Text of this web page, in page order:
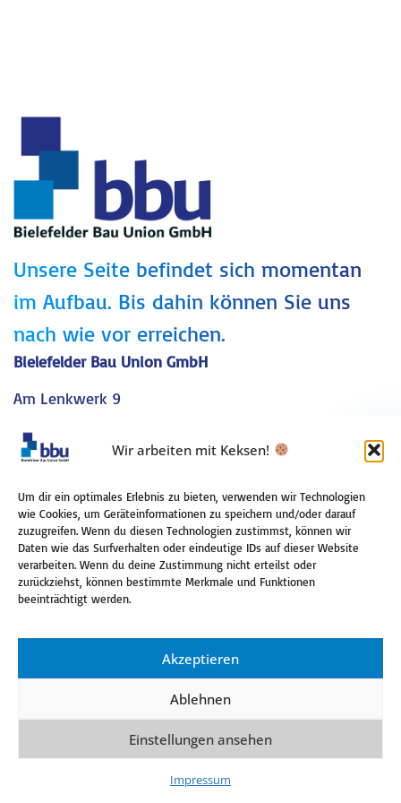
Wir arbeiten mit Keksen!
Um dir ein optimales Erlebnis zu bieten, verwenden wir Technologien
wie Cookies, um Geräteinformationen zu speichern und/oder darauf
zuzugreifen. Wenn du diesen Technologien zustimmst, können wir
Daten wie das Surfverhalten oder eindeutige IDs auf dieser Website
verarbeiten. Wenn du deine Zustimmung nicht erteilst oder
zurückziehst, können bestimmte Merkmale und Funktionen
beeinträchtigt werden.
Akzeptieren
Ablehnen
Einstellungen ansehen
Impressum
Unsere Seite befindet sich momentan
im Aufbau. Bis dahin können Sie uns
nach wie vor erreichen.
Bielefelder Bau Union GmbH
Am Lenkwerk 9
Direct: +49 (0) 521 557776-80
Mobil: +49 (0) 171 6555432
Bielefelder Bau Union GmbH
Amtsgericht Bielefeld, HRB 45651
Geschäftsführer: Michael Umbach
umbach@bbunion.de Impressum
Webdesign by wepp.